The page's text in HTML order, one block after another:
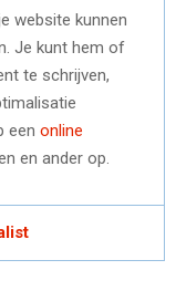
website kunnen
Je kunt hem of
te schrijven,
een online
en ander op.